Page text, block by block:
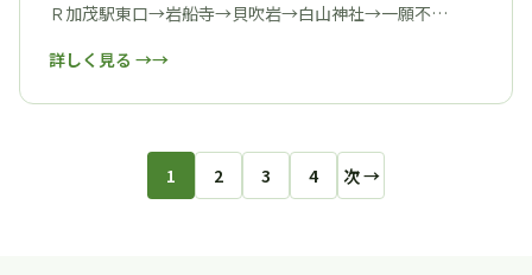
Ｒ加茂駅東口→岩船寺→貝吹岩→白山神社→一願不…
詳しく見る →
1 2 3 4 次 →